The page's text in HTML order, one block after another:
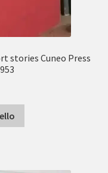
stories Cuneo Press